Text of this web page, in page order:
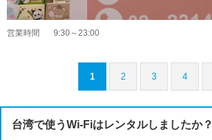
営業時間 9:30～23:00
1 2 3 4
台湾で使うWi-Fiはレンタルしましたか？